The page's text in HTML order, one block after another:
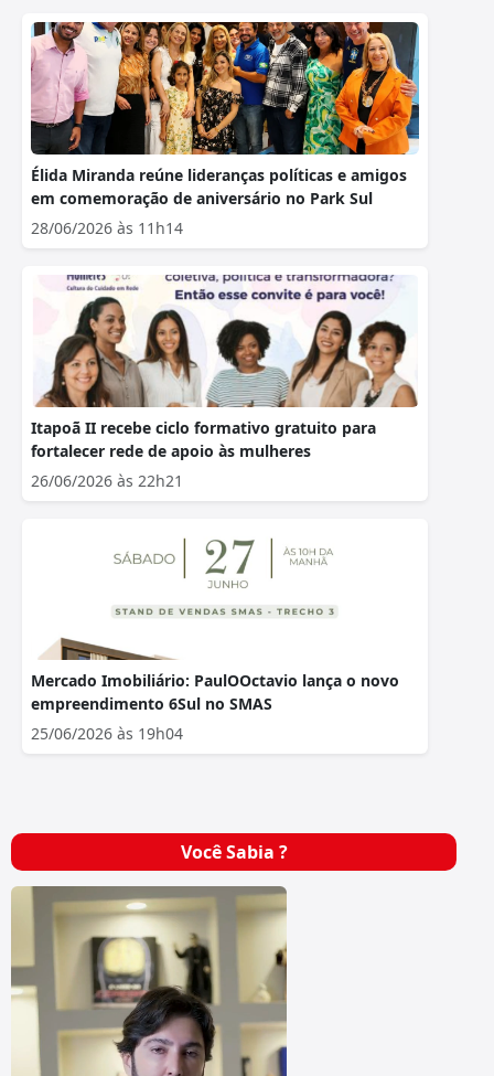
Élida Miranda reúne lideranças políticas e amigos
em comemoração de aniversário no Park Sul
28/06/2026 às 11h14
Itapoã II recebe ciclo formativo gratuito para
fortalecer rede de apoio às mulheres
26/06/2026 às 22h21
Mercado Imobiliário: PaulOOctavio lança o novo
empreendimento 6Sul no SMAS
25/06/2026 às 19h04
Você Sabia ?